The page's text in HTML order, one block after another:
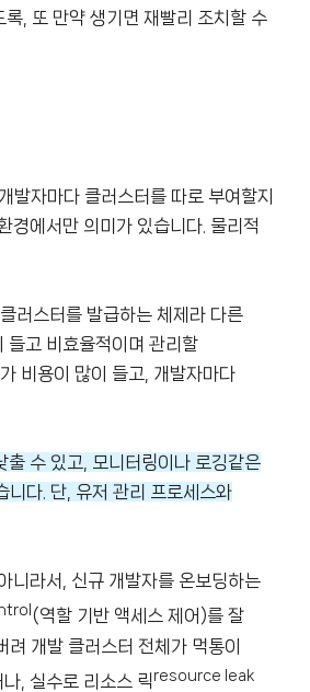
, 또 만약 생기면 재빨리 조치할 수
발자마다 클러스터를 따로 부여할지
경에서만 의미가 있습니다. 물리적
러스터를 발급하는 체제라 다른
들고 비효율적이며 관리할
비용이 많이 들고, 개발자마다
수 있고, 모니터링이나 로깅같은
니다. 단, 유저 관리 프로세스와
니라서, 신규 개발자를 온보딩하는
(역할 기반 액세스 제어)를 잘
개발 클러스터 전체가 먹통이
, 실수로 리소스 릭 resource leak